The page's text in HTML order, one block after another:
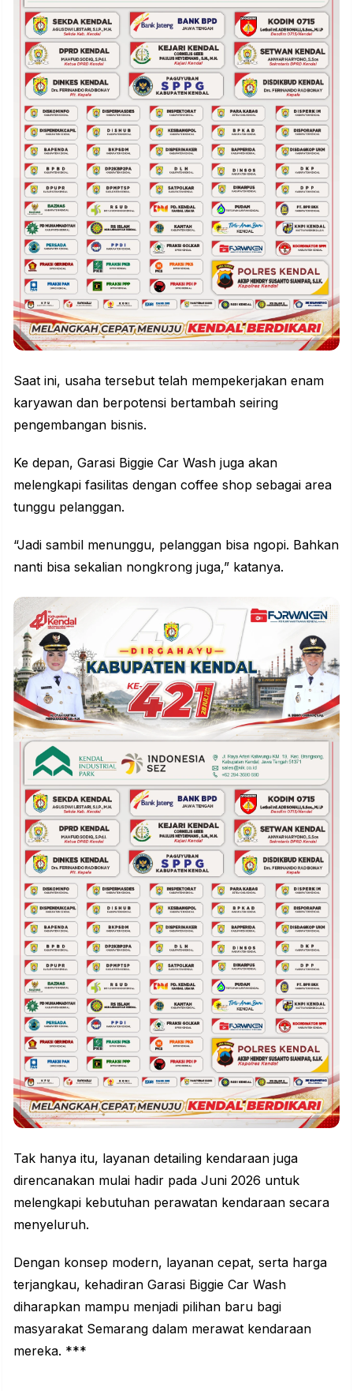
Saat ini, usaha tersebut telah mempekerjakan enam
karyawan dan berpotensi bertambah seiring
pengembangan bisnis.
Ke depan, Garasi Biggie Car Wash juga akan
melengkapi fasilitas dengan coffee shop sebagai area
tunggu pelanggan.
“Jadi sambil menunggu, pelanggan bisa ngopi. Bahkan
nanti bisa sekalian nongkrong juga,” katanya.
Tak hanya itu, layanan detailing kendaraan juga
direncanakan mulai hadir pada Juni 2026 untuk
melengkapi kebutuhan perawatan kendaraan secara
menyeluruh.
Dengan konsep modern, layanan cepat, serta harga
terjangkau, kehadiran Garasi Biggie Car Wash
diharapkan mampu menjadi pilihan baru bagi
masyarakat Semarang dalam merawat kendaraan
mereka. ***